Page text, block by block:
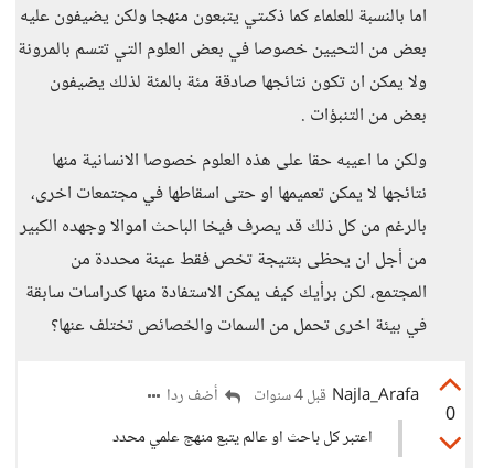
اما بالنسبة للعلماء كما ذكىتي يتبعون منهجا ولكن يضيفون عليه
بعض من التحيين خصوصا في بعض العلوم التي تتسم بالمرونة
ولا يمكن ان تكون نتائجها صادقة مئة بالمئة لذلك يضيفون
بعض من التنبؤات .
ولكن ما اعيبه حقا على هذه العلوم خصوصا الانسانية منها
نتائجها لا يمكن تعميمها او حتى اسقاطها في مجتمعات اخرى،
بالرغم من كل ذلك قد يصرف فيخا الباحث اموالا وجهده الكبير
من أجل ان يحظى بنتيجة تخص فقط عينة محددة من
المجتمع، لكن برأيك كيف يمكن الاستفادة منها كدراسات سابقة
في بيئة اخرى تحمل من السمات والخصائص تختلف عنها؟
0
Najla_Arafa قبل 4 سنوات
أضف ردا
اعتبر كل باحث او عالم يتبع منهج علمي محدد